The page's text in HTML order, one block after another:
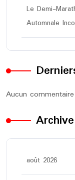
Le Demi-
Automnale
Aucun
Archive
août 2026